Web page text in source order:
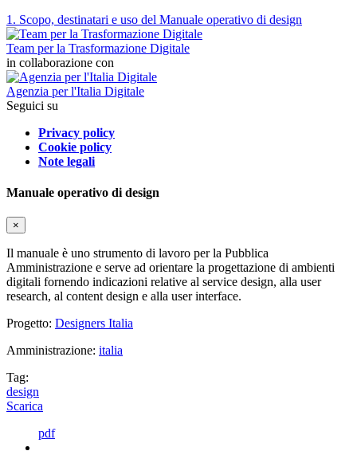
1. Scopo, destinatari e uso del Manuale operativo di design
Team per la Trasformazione Digitale
in collaborazione con
Agenzia per l'Italia Digitale
Seguici su
Privacy policy
Cookie policy
Note legali
Manuale operativo di design
×
Il manuale è uno strumento di lavoro per la Pubblica
Amministrazione e serve ad orientare la progettazione di ambienti
digitali fornendo indicazioni relative al service design, alla user
research, al content design e alla user interface.
Progetto: Designers Italia
Amministrazione: italia
Tag:
design
Scarica
pdf